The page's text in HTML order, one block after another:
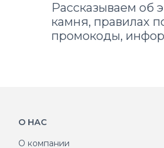
Рассказываем об
камня, правилах
промокоды,
О НАС
О компании